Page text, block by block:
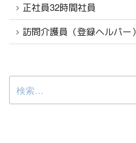
正社員32時間社員
訪問介護員（登録ヘルパー）
索: